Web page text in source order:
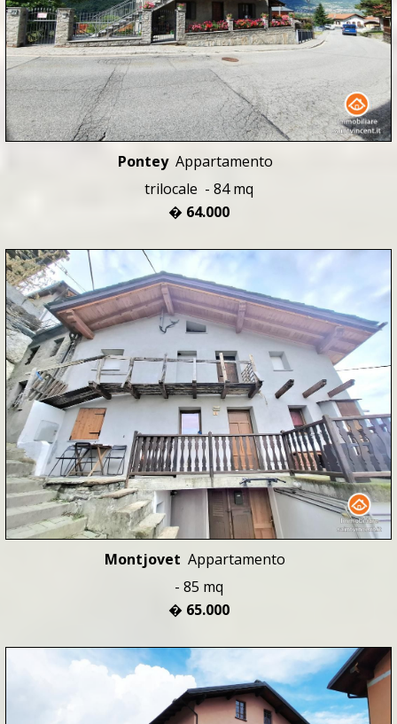
PonteyAppartamento
trilocale - 84 mq
� 64.000
Montjovet Appartamento
- 85 mq
� 65.000